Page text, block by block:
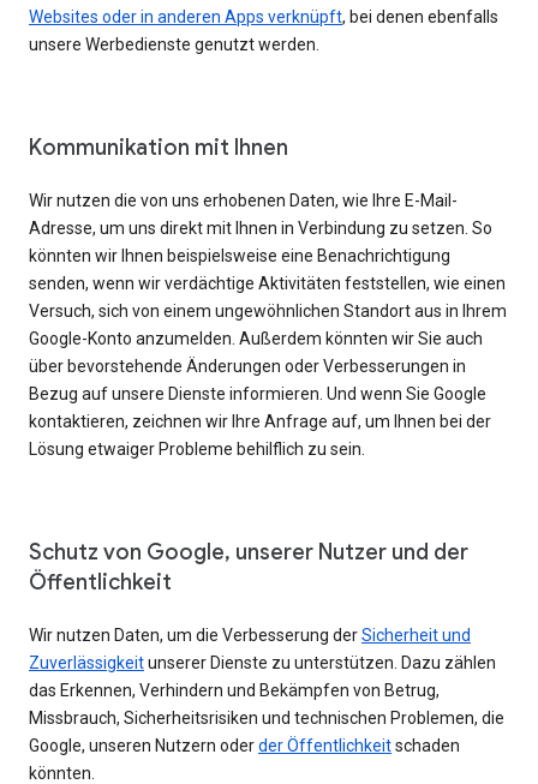
Websites oder in anderen Apps verknüpft, bei denen ebenfalls
unsere Werbedienste genutzt werden.
Kommunikation mit Ihnen
Wir nutzen die von uns erhobenen Daten, wie Ihre E-Mail-
Adresse, um uns direkt mit Ihnen in Verbindung zu setzen. So
könnten wir Ihnen beispielsweise eine Benachrichtigung
senden, wenn wir verdächtige Aktivitäten feststellen, wie einen
Versuch, sich von einem ungewöhnlichen Standort aus in Ihrem
Google-Konto anzumelden. Außerdem könnten wir Sie auch
über bevorstehende Änderungen oder Verbesserungen in
Bezug auf unsere Dienste informieren. Und wenn Sie Google
kontaktieren, zeichnen wir Ihre Anfrage auf, um Ihnen bei der
Lösung etwaiger Probleme behilflich zu sein.
Schutz von Google, unserer Nutzer und der
Öffentlichkeit
Wir nutzen Daten, um die Verbesserung derSicherheit und
Zuverlässigkeitunserer Dienste zu unterstützen. Dazu zählen
das Erkennen, Verhindern und Bekämpfen von Betrug,
Missbrauch, Sicherheitsrisiken und technischen Problemen, die
Google, unseren Nutzern oderder Öffentlichkeitschaden
könnten.